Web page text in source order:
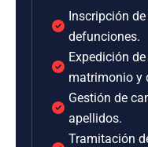
Inscripción
defunciones.
Expedición
matrimonio y
Gestión de
apellidos.
Tramitación